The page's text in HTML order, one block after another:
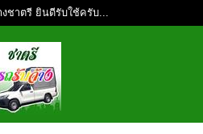
งชาตรี ยินดีรับใช้ครับ...